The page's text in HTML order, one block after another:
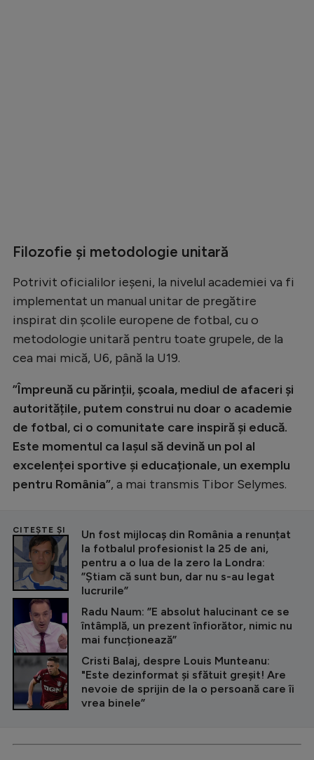
Filozofie și metodologie unitară
Potrivit oficialilor ieșeni, la nivelul academiei va fi
implementat un manual unitar de pregătire
inspirat din școlile europene de fotbal, cu o
metodologie unitară pentru toate grupele, de la
cea mai mică, U6, până la U19.
”Împreună cu părinții, școala, mediul de afaceri și
autoritățile, putem construi nu doar o academie
de fotbal, ci o comunitate care inspiră și educă.
Este momentul ca Iașul să devină un pol al
excelenței sportive și educaționale, un exemplu
pentru România”, a mai transmis Tibor Selymes.
CITEȘTE ȘI
Un fost mijlocaș din România a renunțat
la fotbalul profesionist la 25 de ani,
pentru a o lua de la zero la Londra:
”Știam că sunt bun, dar nu s-au legat
lucrurile”
Radu Naum: ”E absolut halucinant ce se
întâmplă, un prezent înfiorător, nimic nu
mai funcționează”
Cristi Balaj, despre Louis Munteanu:
"Este dezinformat și sfătuit greșit! Are
nevoie de sprijin de la o persoană care îi
vrea binele”